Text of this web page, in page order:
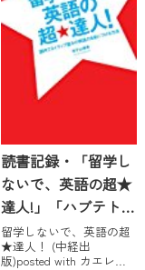
読書記録・「留学し
ないで、英語の超★
達人!」「ハブテトル
ハブテトラン」ほか
留学しないで、英語の超
★達人！ (中経出
版)posted with カエレバ